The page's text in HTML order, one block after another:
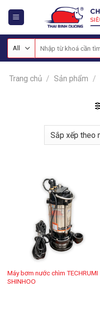
kiếm:
Trang chủ / Sản phẩm /
Máy bơm nước chìm TECHRUMI
SHINHOO